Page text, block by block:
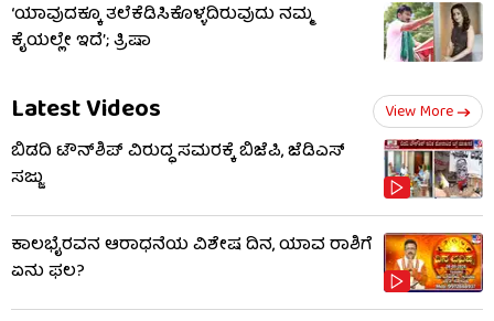
‘ಯಾವುದಕ್ಕೂ ತಲೆಕೆಡಿಸಿಕೊಳ್ಳದಿರುವುದು ನಮ್ಮ
ಕೈಯಲ್ಲೇ ಇದೆ’; ತ್ರಿಷಾ
Latest Videos View More
ಬಿಡದಿ ಟೌನ್‌ಶಿಪ್ ವಿರುದ್ಧ ಸಮರಕ್ಕೆ ಬಿಜೆಪಿ, ಜೆಡಿಎಸ್
ಸಜ್ಜು
ಕಾಲಭೈರವನ ಆರಾಧನೆಯ ವಿಶೇಷ ದಿನ, ಯಾವ ರಾಶಿಗೆ
ಏನು ಫಲ?